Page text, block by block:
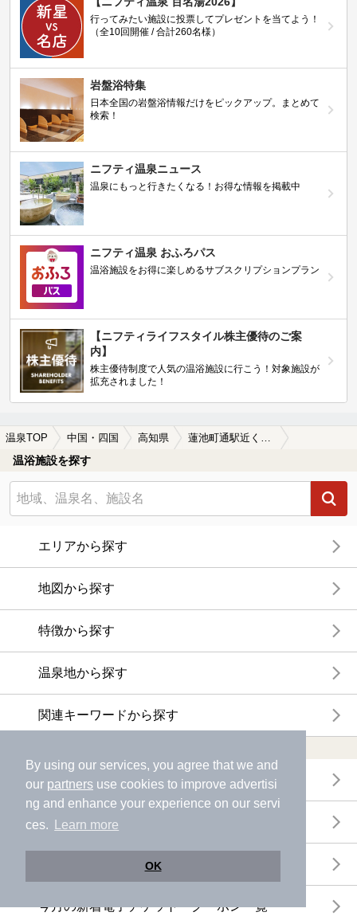
By using our services, you agree that we and
our partners use cookies to improve advertisi
ng and enhance your experience on our servi
ces.
Learn more
OK
行ってみたい施設に投票してプレゼントを当てよう！
（全10回開催 / 合計260名様）
岩盤浴特集
日本全国の岩盤浴情報だけをピックアップ。まとめて
検索！
ニフティ温泉ニュース
温泉にもっと行きたくなる！お得な情報を掲載中
ニフティ温泉 おふろパス
温浴施設をお得に楽しめるサブスクリプションプラン
【ニフティライフスタイル株主優待のご案
内】
株主優待制度で人気の温浴施設に行こう！対象施設が
拡充されました！
温泉TOP 中国・四国 高知県
温浴施設を探す
エリアから探す
地図から探す
特徴から探す
温泉地から探す
関連キーワードから探す
電子チケットが利用できる施設一覧
クーポンが利用できる施設一覧
おすすめ電子チケット・クーポン一覧
今月の新着電子チケット・クーポン一覧